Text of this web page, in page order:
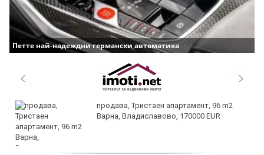
Петте най-надеждни германски автоматика
продава, Тристаен апартамент, 96 m2
Варна, Владиславово, 170000 EUR